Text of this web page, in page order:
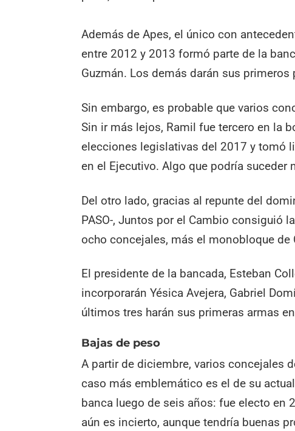
Además de Apes, el único con
entre 2012 y 2013 formó parte de la
Guzmán. Los demás darán sus primeros
Sin embargo, es probable que varios
Sin ir más lejos, Ramil fue tercero en la
elecciones legislativas del 2017 y tomó
en el Ejecutivo. Algo que podría suceder
Del otro lado, gracias al repunte del
PASO-, Juntos por el Cambio consiguió
ocho concejales, más el monobloque de
El presidente de la bancada, Esteban
incorporarán Yésica Avejera, Gabriel
últimos tres harán sus primeras armas
Bajas de peso
A partir de diciembre, varios concejales
caso más emblemático es el de su
banca luego de seis años: fue electo en
aún es incierto, aunque tendría buenas